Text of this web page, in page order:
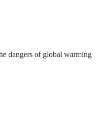
dangers of global warming